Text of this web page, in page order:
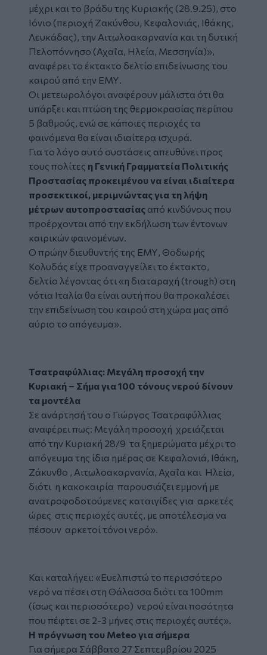
μέχρι και το βράδυ της Κυριακής (28.9.25), στο
Ιόνιο (περιοχή Ζακύνθου, Κεφαλονιάς, Ιθάκης,
Λευκάδας), την Αιτωλοακαρνανία και τη δυτική
Πελοπόννησο (Αχαΐα, Ηλεία, Μεσσηνία)»,
αναφέρει το έκτακτο δελτίο επιδείνωσης του
καιρού από την ΕΜΥ.
Οι μετεωρολόγοι αναφέρουν μάλιστα ότι θα
υπάρξει και πτώση της θερμοκρασίας περίπου
5 βαθμούς, ενώ σε κάποιες περιοχές τα
φαινόμενα θα είναι ιδιαίτερα ισχυρά.
Για το λόγο αυτό συστάσεις απευθύνει προς
τους πολίτες η Γενική Γραμματεία Πολιτικής
Προστασίας προκειμένου να είναι ιδιαίτερα
προσεκτικοί, μεριμνώντας για τη λήψη
μέτρων αυτοπροστασίας από κινδύνους που
προέρχονται από την εκδήλωση των έντονων
καιρικών φαινομένων.
Ο πρώην διευθυντής της ΕΜΥ, Θοδωρής
Κολυδάς είχε προαναγγείλει το έκτακτο,
δελτίο λέγοντας ότι «η διαταραχή (trough) στη
νότια Ιταλία θα είναι αυτή που θα προκαλέσει
την επιδείνωση του καιρού στη χώρα μας από
αύριο το απόγευμα».
Τσατραφύλλιας: Μεγάλη προσοχή την
Κυριακή – Σήμα για 100 τόνους νερού δίνουν
τα μοντέλα
Σε ανάρτησή του ο Γιώργος Τσατραφύλλιας
αναφέρει πως: Μεγάλη προσοχή χρειάζεται
από την Κυριακή 28/9 τα ξημερώματα μέχρι το
απόγευμα της ίδια ημέρας σε Κεφαλονιά, Ιθάκη,
Ζάκυνθο , Αιτωλοακαρνανία, Αχαΐα και Ηλεία,
διότι η κακοκαιρία παρουσιάζει εμμονή με
ανατροφοδοτούμενες καταιγίδες για αρκετές
ώρες στις περιοχές αυτές, με αποτέλεσμα να
πέσουν αρκετοί τόνοι νερό».
Και καταλήγει: «Ευελπιστώ το περισσότερο
νερό να πέσει στη Θάλασσα διότι τα 100mm
(ίσως και περισσότερο) νερού είναι ποσότητα
που πέφτει σε 2-3 μήνες στις περιοχές αυτές».
Η πρόγνωση του Meteo για σήμερα
Για σήμερα Σάββατο 27 Σεπτεμβρίου 2025